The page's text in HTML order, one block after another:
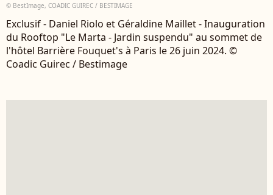
© BestImage, COADIC GUIREC / BESTIMAGE
Exclusif - Daniel Riolo et Géraldine Maillet - Inauguration
du Rooftop "Le Marta - Jardin suspendu" au sommet de
l'hôtel Barrière Fouquet's à Paris le 26 juin 2024. ©
Coadic Guirec / Bestimage